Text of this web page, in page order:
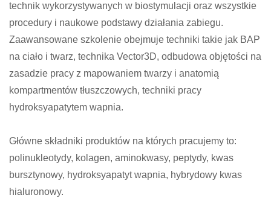
technik wykorzystywanych w biostymulacji oraz wszystkie
procedury i naukowe podstawy działania zabiegu.
Zaawansowane szkolenie obejmuje techniki takie jak BAP
na ciało i twarz, technika Vector3D, odbudowa objętości na
zasadzie pracy z mapowaniem twarzy i anatomią
kompartmentów tłuszczowych, techniki pracy
hydroksyapatytem wapnia.
Główne składniki produktów na których pracujemy to:
polinukleotydy, kolagen, aminokwasy, peptydy, kwas
bursztynowy, hydroksyapatyt wapnia, hybrydowy kwas
hialuronowy.